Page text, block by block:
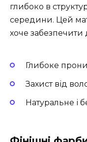
глибоко в
середини. Цей
хоче забезпечити
Глибоке
Захист від
Натуральне і